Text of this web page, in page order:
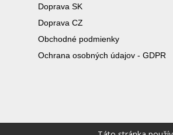
Doprava SK
Doprava CZ
Obchodné podmienky
Ochrana osobných údajov - GDPR